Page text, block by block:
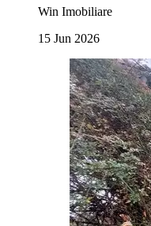
Win Imobiliare
15 Jun 2026